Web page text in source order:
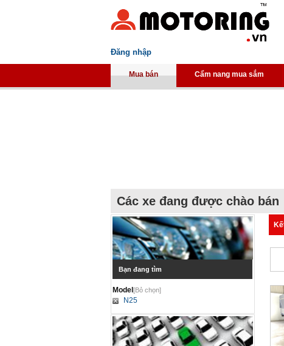
Đăng nhập
Mua bán Cẩm nang mua sắm
Các xe đang được chào bán
Bạn đang tìm
Model[Bỏ chọn]
N25